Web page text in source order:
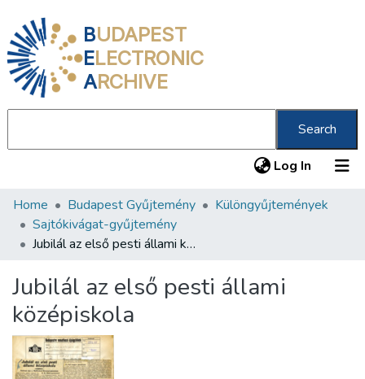
BUDAPEST
ELECTRONIC
ARCHIVE
Search
Log In (current)
Communities & Collections
All of DSpace
About us
Home Budapest Gyűjtemény
Különgyűjtemények
Sajtókivágat-gyűjtemény
Jubilál az első pesti állami középiskola
Jubilál az első pesti állami
középiskola